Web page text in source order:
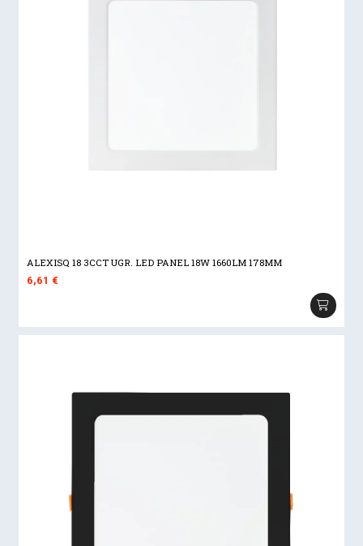
ALEXISQ 18 3CCT UGR. LED PANEL 18W 1660LM 178MM
6,61€